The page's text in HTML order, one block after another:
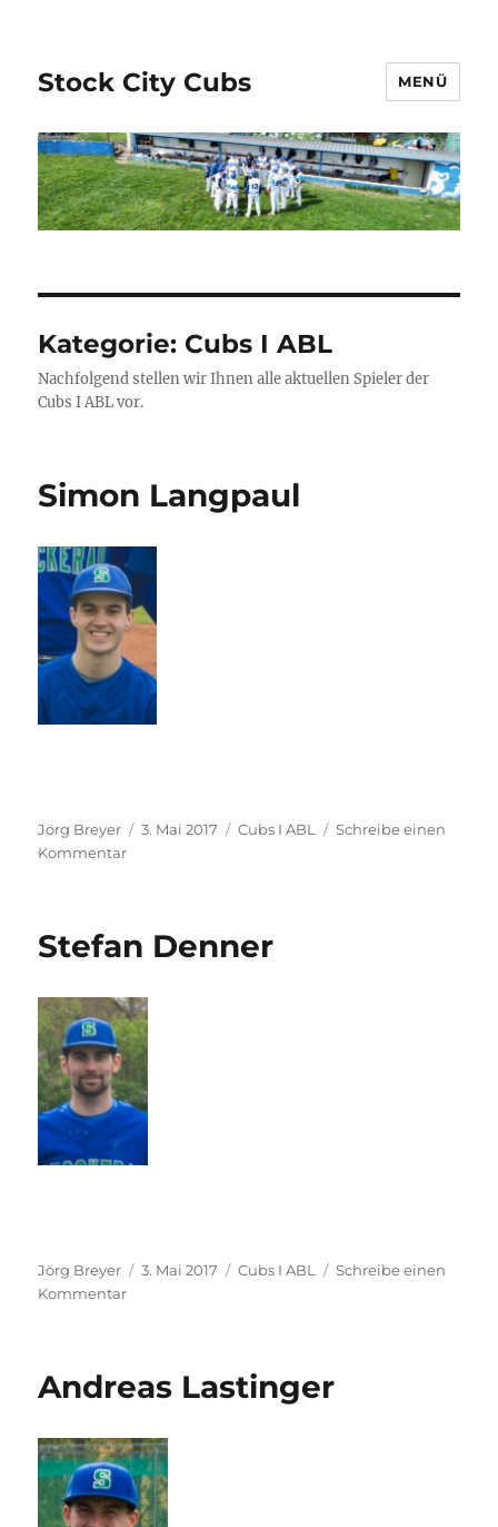
Stock City Cubs MENÜ
Kategorie: Cubs I ABL
Nachfolgend stellen wir Ihnen alle aktuellen Spieler der
Cubs I ABL vor.
Simon Langpaul
Autor
Jörg Breyer
Veröffentlicht
3. Mai 2017 Kategorien
Cubs I ABL
Schreibe einen
Kommentarzu
Stefan Denner
Autor
Jörg Breyer
Veröffentlicht
3. Mai 2017 Kategorien
Cubs I ABL
Schreibe einen
Kommentarzu
Andreas Lastinger